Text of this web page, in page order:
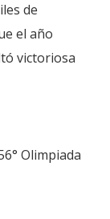
de
el año
victoriosa